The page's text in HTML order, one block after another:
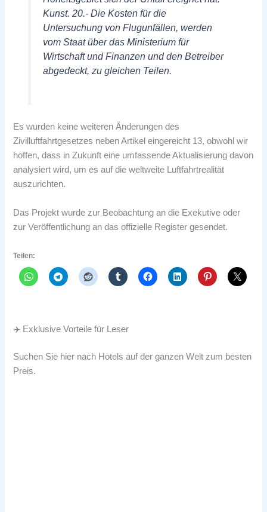
Kunst. 20.- Die Kosten für die
Untersuchung von Flugunfällen, werden
vom Staat über das Ministerium für
Wirtschaft und Finanzen und den Betreiber
abgedeckt, zu gleichen Teilen.
Es wurden keine weiteren Änderungen des
Zivilluftfahrtgesetzes neben Artikel eingereicht 13, obwohl wir
hoffen, dass in Zukunft eine umfassende Aktualisierung davon
analysiert wird, um es auf die weltweite Luftfahrtrealität
auszurichten.
Das Projekt wurde zur Beobachtung an die Exekutive oder
zur Veröffentlichung an das offizielle Register gesendet.
Teilen:
✈️ Exklusive Vorteile für Leser
Suchen Sie hier nach Hotels auf der ganzen Welt zum besten
Preis.